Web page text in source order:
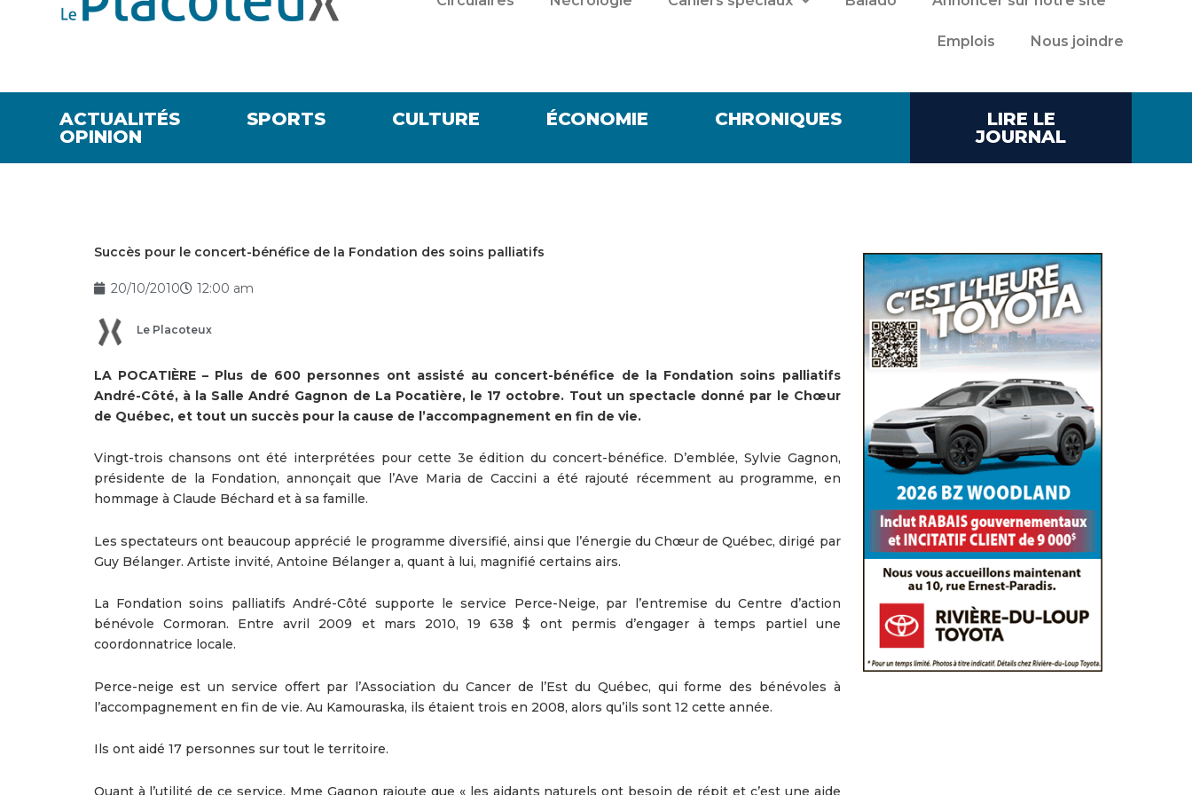
Emplois Nous joindre
ACTUALITÉS SPORTS CULTURE ÉCONOMIE
CHRONIQUES
OPINION
LIRE LE
JOURNAL
Succès pour le concert-bénéfice de la Fondation des soins palliatifs
20/10/2010 12:00 am
Le Placoteux
LA POCATIÈRE – Plus de 600 personnes ont assisté au concert-bénéfice de la Fondation soins palliatifs
André-Côté, à la Salle André Gagnon de La Pocatière, le 17 octobre. Tout un spectacle donné par le Chœur
de Québec, et tout un succès pour la cause de l’accompagnement en fin de vie.
Vingt-trois chansons ont été interprétées pour cette 3e édition du concert-bénéfice. D’emblée, Sylvie Gagnon,
présidente de la Fondation, annonçait que l’Ave Maria de Caccini a été rajouté récemment au programme, en
hommage à Claude Béchard et à sa famille.
Les spectateurs ont beaucoup apprécié le programme diversifié, ainsi que l’énergie du Chœur de Québec, dirigé par
Guy Bélanger. Artiste invité, Antoine Bélanger a, quant à lui, magnifié certains airs.
La Fondation soins palliatifs André-Côté supporte le service Perce-Neige, par l’entremise du Centre d’action
bénévole Cormoran. Entre avril 2009 et mars 2010, 19 638 $ ont permis d’engager à temps partiel une
coordonnatrice locale.
Perce-neige est un service offert par l’Association du Cancer de l’Est du Québec, qui forme des bénévoles à
l’accompagnement en fin de vie. Au Kamouraska, ils étaient trois en 2008, alors qu’ils sont 12 cette année.
Ils ont aidé 17 personnes sur tout le territoire.
Quant à l’utilité de ce service, Mme Gagnon rajoute que « les aidants naturels ont besoin de répit et c’est une aide